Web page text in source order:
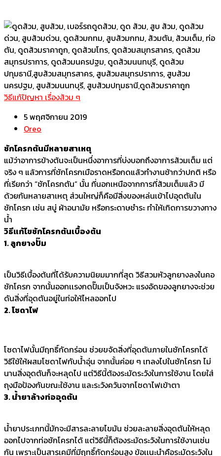
วิธีแก้ปัญหา เรื่องส้วม ๆ
5 พฤศจิกายน 2019
Oreo
ชักโครกตันมีหลายสาเหตุ
แม้ว่าอาการข้างต้นจะเป็นหนึ่งอาการที่บ่งบอกถึงอาการส้วมเต็ม แต่
จริง ๆ แล้วการที่ชักโครกเมือราดหรือกดแล้วทำงานช้ากว่าปกติ หรือ
ที่เรียกว่า “ชักโครกตัน” นั้น ที่นอกเหนือจากการที่ส้วมเต็มแล้ว มี
ด้วยกันหลายสาเหตุ ส่วนใหญ่ก็คือมีสิ่งของหล่นเข้าไปอุดตันใน
ชักโครก เช่น สบู่ ผ้าอนามัย หรือกระดาษชำระ ทำให้เกิดการขวางทาง
น้ำ
วิธีแก้ไขชักโครกตันเบื้องต้น
1. ลูกยางปั๊ม
เป็นวิธีเบื้องต้นที่ได้รับความนิยมมากที่สุด วิธีสวมหัวลูกยางลงในคอ
ชักโครก จากนั้นออกเเรงกดปั๊มเป็นจังหวะ แรงอัดของลูกยางจะช่วย
ดันสิ่งที่อุดตันอยู่ในท่อให้ไหลออกไป
2. โซดาไฟ
โซดาไฟนั้นมีฤทธิ์กัดกร่อน ช่วยขจัดสิ่งที่อุดตันภายในชักโครกได้
วิธีใช้ให้ผสมโซดาไฟกับน้ำอุ่น จากนั้นค่อย ๆ เทลงไปในชักโครก ไม่
นานสิ่งอุดตันก็จะหลุดไป แต่วิธีนี้ต้องระมัดระวังในการใช้งาน โดยใส่
ถุงมือป้องกันขณะใช้งาน และระวังควันจากโซดาไฟเข้าตา
3. น้ำยาล้างท่ออุดตัน
น้ำยาประเภทนี้มักจะมีสารละลายไขมัน ช่วยละลายสิ่งอุดตันให้หลุด
ออกไปจากท่อชักโครกได้ แต่วิธีนี้ก็ต้องระมัดระวังในการใช้งานเช่น
กัน เพราะเป็นสารเคมีที่มีฤทธิ์กัดกร่อนสูง ข้อเเนะนำคือระมัดระวังใน